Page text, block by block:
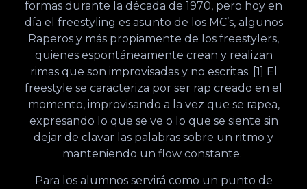
formas durante la década de 1970, pero hoy en
día el freestyling es asunto de los MC’s, algunos
Raperos y más propiamente de los freestylers,
quienes espontáneamente crean y realizan
rimas que son improvisadas y no escritas. [1] El
freestyle se caracteriza por ser rap creado en el
momento, improvisando a la vez que se rapea,
expresando lo que se ve o lo que se siente sin
dejar de clavar las palabras sobre un ritmo y
manteniendo un flow constante.
Para los alumnos servirá como un punto de